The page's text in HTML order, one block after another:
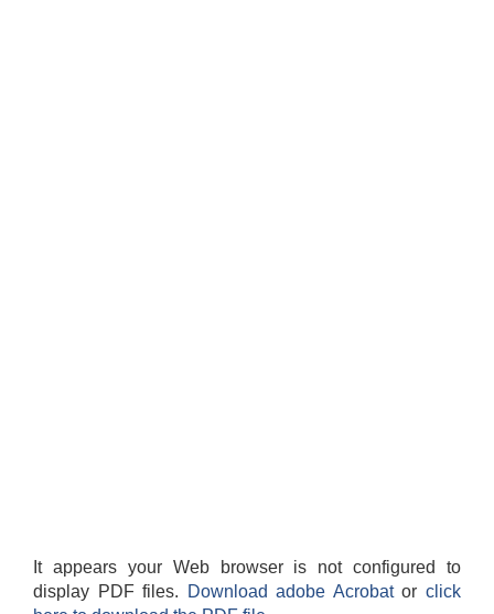
It appears your Web browser is not configured to
display PDF files.
Download adobe Acrobatorclick